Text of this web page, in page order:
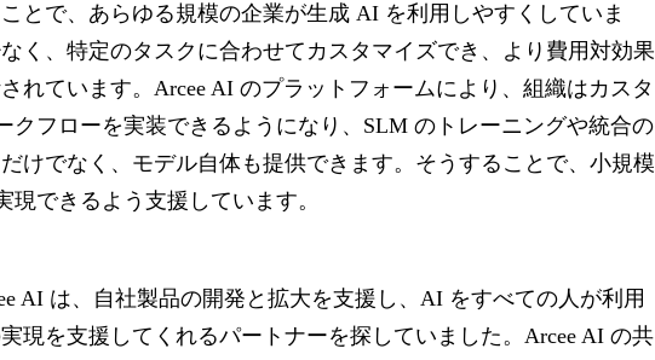
とで、あらゆる規模の企業が生成 AI を利用しやすくしていま
く、特定のタスクに合わせてカスタマイズでき、より費用対効果
れています。Arcee AI のプラットフォームにより、組織はカスタ
クフローを実装できるようになり、SLM のトレーニングや統合の
けでなく、モデル自体も提供できます。そうすることで、小規模
できるよう支援しています。
AI は、自社製品の開発と拡大を支援し、AI をすべての人が利用
現を支援してくれるパートナーを探していました。Arcee AI の共